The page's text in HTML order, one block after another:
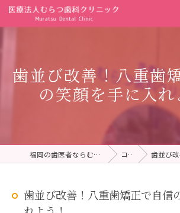
歯並び改善！八重歯
の笑顔を手に入れ
福岡の歯医者ならむらつ歯科クリニック コラム 歯並び改善！八
歯並び改善！八重歯矯正で自信